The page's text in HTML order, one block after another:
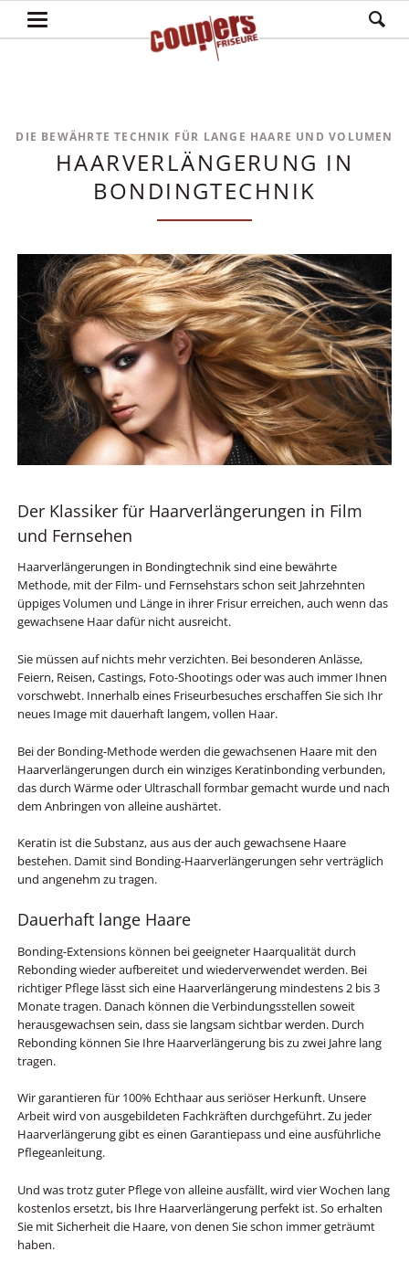
DIE BEWÄHRTE TECHNIK FÜR LANGE HAARE UND VOLUMEN
HAARVERLÄNGERUNG IN
BONDINGTECHNIK
Der Klassiker für Haarverlängerungen in Film
und Fernsehen
Haarverlängerungen in Bondingtechnik sind eine bewährte
Methode, mit der Film- und Fernsehstars schon seit Jahrzehnten
üppiges Volumen und Länge in ihrer Frisur erreichen, auch wenn das
gewachsene Haar dafür nicht ausreicht.
Sie müssen auf nichts mehr verzichten. Bei besonderen Anlässe,
Feiern, Reisen, Castings, Foto-Shootings oder was auch immer Ihnen
vorschwebt. Innerhalb eines Friseurbesuches erschaffen Sie sich Ihr
neues Image mit dauerhaft langem, vollen Haar.
Bei der Bonding-Methode werden die gewachsenen Haare mit den
Haarverlängerungen durch ein winziges Keratinbonding verbunden,
das durch Wärme oder Ultraschall formbar gemacht wurde und nach
dem Anbringen von alleine aushärtet.
Keratin ist die Substanz, aus aus der auch gewachsene Haare
bestehen. Damit sind Bonding-Haarverlängerungen sehr verträglich
und angenehm zu tragen.
Dauerhaft lange Haare
Bonding-Extensions können bei geeigneter Haarqualität durch
Rebonding wieder aufbereitet und wiederverwendet werden. Bei
richtiger Pflege lässt sich eine Haarverlängerung mindestens 2 bis 3
Monate tragen. Danach können die Verbindungsstellen soweit
herausgewachsen sein, dass sie langsam sichtbar werden. Durch
Rebonding können Sie Ihre Haarverlängerung bis zu zwei Jahre lang
tragen.
Wir garantieren für 100% Echthaar aus seriöser Herkunft. Unsere
Arbeit wird von ausgebildeten Fachkräften durchgeführt. Zu jeder
Haarverlängerung gibt es einen Garantiepass und eine ausführliche
Pflegeanleitung.
Und was trotz guter Pflege von alleine ausfällt, wird vier Wochen lang
kostenlos ersetzt, bis Ihre Haarverlängerung perfekt ist. So erhalten
Sie mit Sicherheit die Haare, von denen Sie schon immer geträumt
haben.